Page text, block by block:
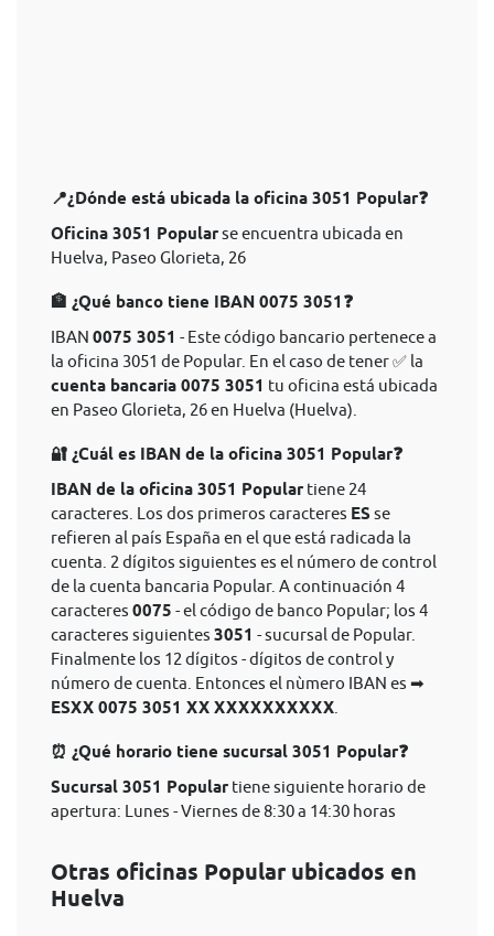
📍¿Dónde está ubicada la oficina 3051 Popular❓
Oficina 3051 Popularse encuentra ubicada en
Huelva, Paseo Glorieta, 26
🏦 ¿Qué banco tiene IBAN 0075 3051❓
IBAN 0075 3051 - Este código bancario pertenece a
la oficina 3051 de Popular. En el caso de tener ✅ la
cuenta bancaria 0075 3051 tu oficina está ubicada
en Paseo Glorieta, 26 en Huelva (Huelva).
🔐 ¿Cuál es IBAN de la oficina 3051 Popular❓
IBAN de la oficina 3051 Popular tiene 24
caracteres. Los dos primeros caracteres ES se
refieren al país España en el que está radicada la
cuenta. 2 dígitos siguientes es el número de control
de la cuenta bancaria Popular. A continuación 4
caracteres 0075 - el código de banco Popular; los 4
caracteres siguientes 3051 - sucursal de Popular.
Finalmente los 12 dígitos - dígitos de control y
número de cuenta. Entonces el nùmero IBAN es ➡
ESXX 0075 3051 XX XXXXXXXXXX
⏰ ¿Qué horario tiene sucursal 3051 Popular❓
Sucursal 3051 Popular tiene siguiente horario de
apertura: Lunes - Viernes de 8:30 a 14:30 horas
Otras oficinas Popular ubicados en
Huelva